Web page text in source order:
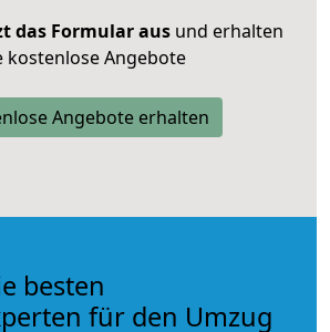
das Formular ausund erhalten
kostenlose Angebote
Angebote erhalten
besten
für den Umzug